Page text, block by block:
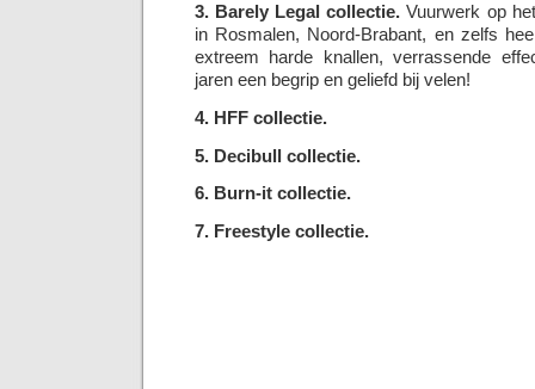
3. Barely Legal collectie. Vuurwerk op
in Rosmalen, Noord-Brabant, en zelfs
extreem harde knallen, verrassende
jaren een begrip en geliefd bij velen!
4. HFF collectie.
5. Decibull collectie.
6. Burn-it collectie.
7. Freestyle collectie.